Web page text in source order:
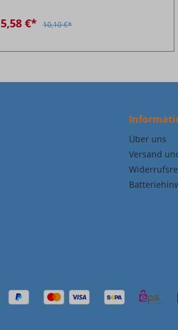
5,58 €* 10,10 €*
Über uns
Versand